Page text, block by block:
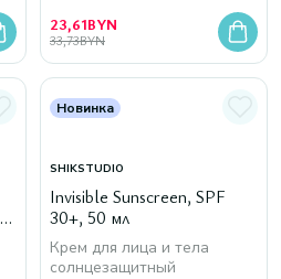
23,61BYN
33,73BYN
Новинка
SHIKSTUDIO
Invisible Sunscreen, SPF
30+, 50 мл
Крем для лица и тела
солнцезащитный